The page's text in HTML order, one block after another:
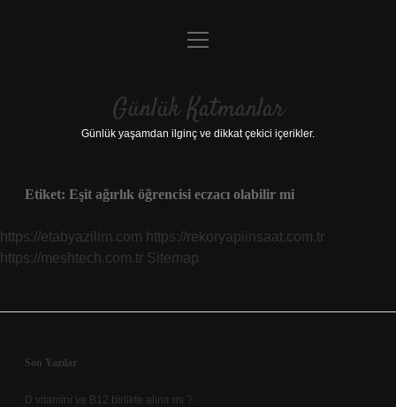
Anasayfa
Yasal Uyarı
menüyü
Günlük Katmanlar
Günlük yaşamdan ilginç ve dikkat çekici içerikler.
Etiket: Eşit ağırlık öğrencisi eczacı olabilir mi
https://etabyazilim.com https://rekoryapiinsaat.com.tr
https://meshtech.com.tr Sitemap
Sidebar
Son Yazılar
D vitamini ve B12 birlikte alınır mı ?